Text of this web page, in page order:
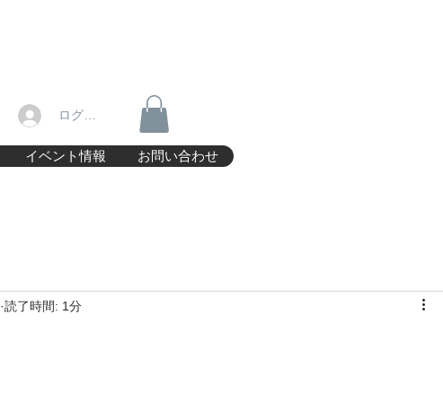
ログイン
イベント情報 お問い合わせ
読了時間: 1分